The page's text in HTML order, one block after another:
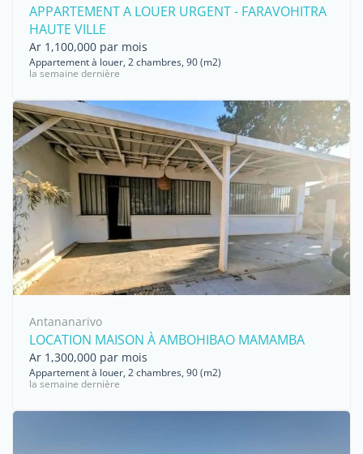
APPARTEMENT A LOUER URGENT - FARAVOHITRA
HAUTE VILLE
Ar 1,100,000 par mois
Appartement à louer, 2 chambres, 90 (m2)
la semaine dernière
Antananarivo
LOCATION MAISON À AMBOHIBAO MAMAMBA
Ar 1,300,000 par mois
Appartement à louer, 2 chambres, 90 (m2)
la semaine dernière